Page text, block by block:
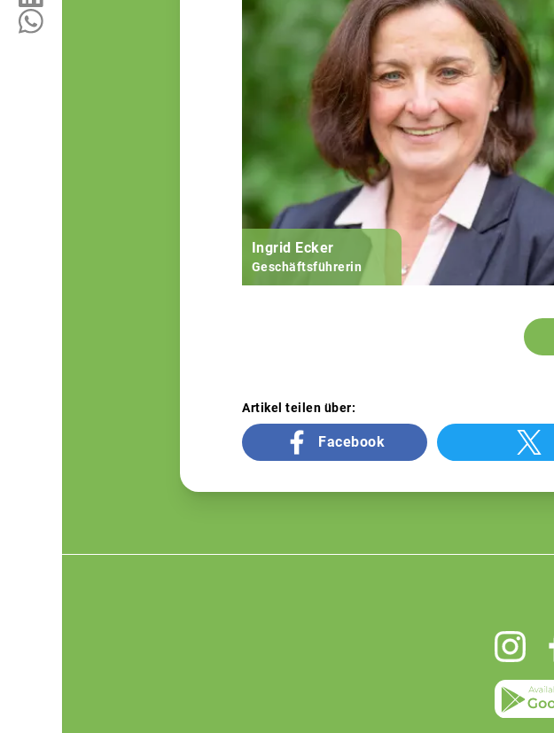
Ingrid Ecker
Geschäftsführerin
Artikel teilen über:
Facebook